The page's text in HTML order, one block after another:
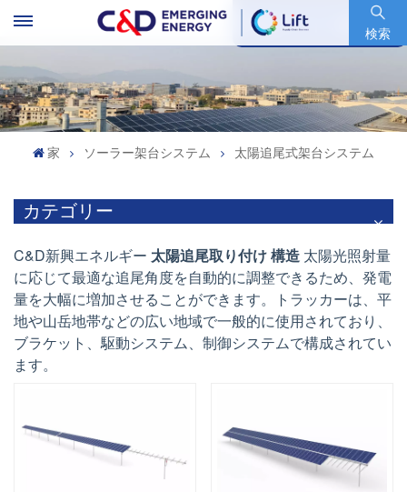
検索
銘柄コード : 600153.SH
家 ソーラー架台システム 太陽追尾式架台システム
カテゴリー
C&D新興エネルギー 太陽追尾取り付け構造 太陽光照射量
に応じて最適な追尾角度を自動的に調整できるため、発電
量を大幅に増加させることができます。トラッカーは、平
地や山岳地帯などの広い地域で一般的に使用されており、
ブラケット、駆動システム、制御システムで構成されてい
ます。